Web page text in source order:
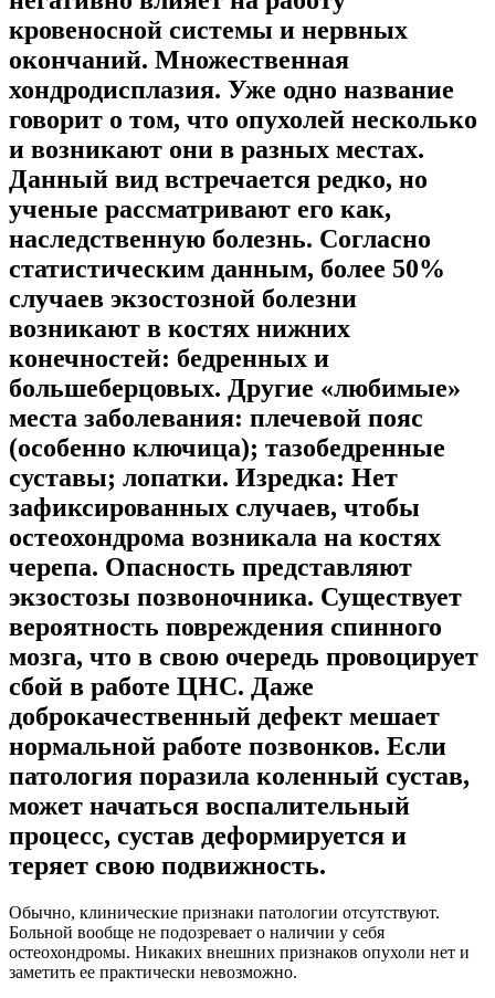
кровеносной системы и нервных
окончаний. Множественная
хондродисплазия. Уже одно название
говорит о том, что опухолей несколько
и возникают они в разных местах.
Данный вид встречается редко, но
ученые рассматривают его как,
наследственную болезнь. Согласно
статистическим данным, более 50%
случаев экзостозной болезни
возникают в костях нижних
конечностей: бедренных и
большеберцовых. Другие «любимые»
места заболевания: плечевой пояс
(особенно ключица); тазобедренные
суставы; лопатки. Изредка: Нет
зафиксированных случаев, чтобы
остеохондрома возникала на костях
черепа. Опасность представляют
экзостозы позвоночника. Существует
вероятность повреждения спинного
мозга, что в свою очередь провоцирует
сбой в работе ЦНС. Даже
доброкачественный дефект мешает
нормальной работе позвонков. Если
патология поразила коленный сустав,
может начаться воспалительный
процесс, сустав деформируется и
теряет свою подвижность.
Обычно, клинические признаки патологии отсутствуют.
Больной вообще не подозревает о наличии у себя
остеохондромы. Никаких внешних признаков опухоли нет и
заметить ее практически невозможно.